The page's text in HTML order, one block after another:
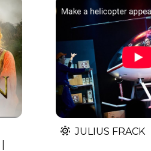
JULIUS FRACK